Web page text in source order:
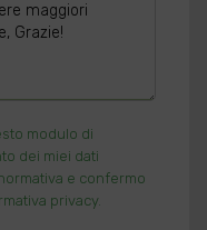
modulo di
dei miei dati
e confermo
privacy.